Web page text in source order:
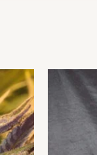
Dieses
Produkt
weist
mehrere
Varianten